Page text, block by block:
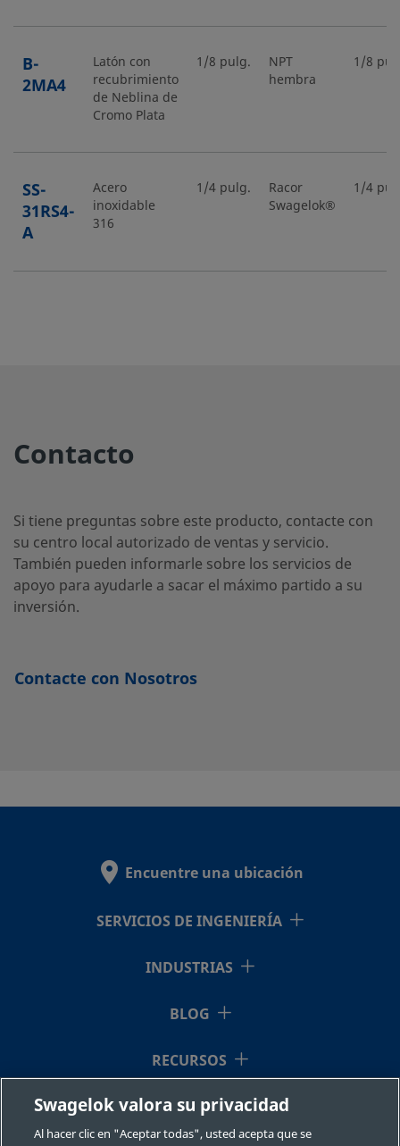
B-
2MA4
Latón con
recubrimiento
de Neblina de
Cromo Plata
1/8 pulg.
NPT
hembra
1/8
SS-
31RS4-
A
Acero
inoxidable
316
1/4 pulg.
Racor
Swagelok®
1/4
316
SS-
4MA-
MH
Acero
inoxidable
316
1/4 pulg.
Racor
Swagelok®
1/4
MM
316
Contacto
Si tiene preguntas sobre este producto, contacte con
su centro local autorizado de ventas y servicio.
También pueden informarle sobre los servicios de
apoyo para ayudarle a sacar el máximo partido a su
inversión.
Contacte con Nosotros
Encuentre una ubicación
SERVICIOS DE INGENIERÍA
INDUSTRIAS
BLOG
RECURSOS
QUIÉNES SOMOS
Swagelok valora su privacidad
Al hacer clic en "Aceptar todas", usted acepta que se